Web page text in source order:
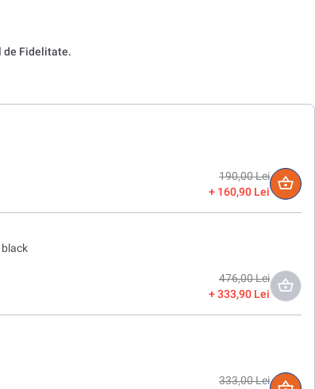
de Fidelitate.
190,00 Lei
160,90 Lei
black
476,00 Lei
333,90 Lei
333,00 Lei